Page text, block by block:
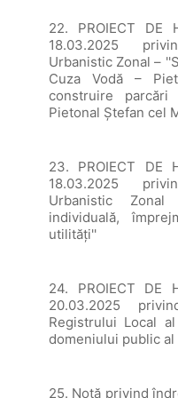
22. PROIECT DE
18.03.2025
Urbanistic Zonal –
Cuza Vodă –
construire
Pietonal Ștefan cel
23. PROIECT DE
18.03.2025
Urbanistic
individuală,
utilități''
24. PROIECT DE
20.03.2025
Registrului Local
domeniului public
25. Notă privind